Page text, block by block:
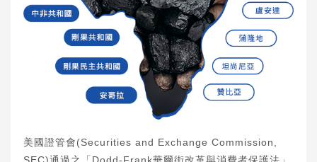
美國證管會(Securities and Exchange Commission,